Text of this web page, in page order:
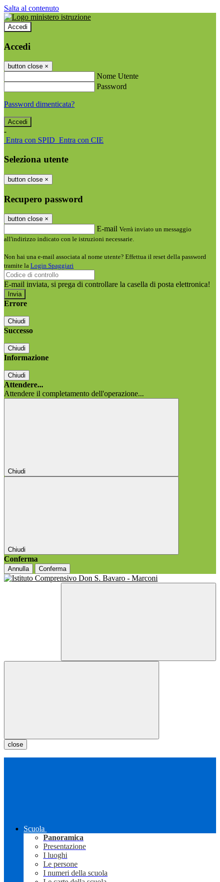
Salta al contenuto
Accedi
Accedi
button close ×
Nome Utente
Password
Password dimenticata?
-
Entra con SPID Entra con CIE
Seleziona utente
button close ×
Recupero password
button close ×
E-mail Verrà inviato un messaggio
all'indirizzo indicato con le istruzioni necessarie.
Non hai una e-mail associata al nome utente? Effettua il reset della password
tramite la Login Spaggiari
E-mail inviata, si prega di controllare la casella di posta elettronica!
Errore
Chiudi
Successo
Chiudi
Informazione
Chiudi
Attendere...
Attendere il completamento dell'operazione...
Chiudi
Chiudi
Conferma
Annulla Conferma
close
Scuola
Panoramica
Presentazione
I luoghi
Le persone
I numeri della scuola